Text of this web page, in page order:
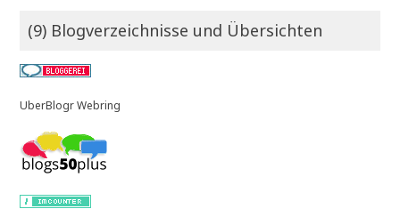
(9) Blogverzeichnisse und Übersichten
UberBlogr Webring